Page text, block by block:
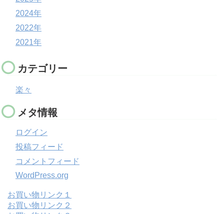
2024年
2022年
2021年
カテゴリー
楽々
メタ情報
ログイン
投稿フィード
コメントフィード
WordPress.org
お買い物リンク１
お買い物リンク２